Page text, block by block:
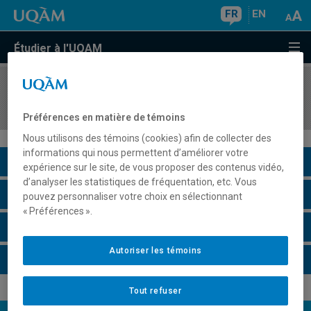
FR EN
Étudier à l'UQAM
COURS//
Description du cours
Horaire - Été 2026
Préférences en matière de témoins
Nous utilisons des témoins (cookies) afin de collecter des
informations qui nous permettent d’améliorer votre
expérience sur le site, de vous proposer des contenus vidéo,
d’analyser les statistiques de fréquentation, etc. Vous
pouvez personnaliser votre choix en sélectionnant
« Préférences ».
Tout refuser
Autoriser les témoins